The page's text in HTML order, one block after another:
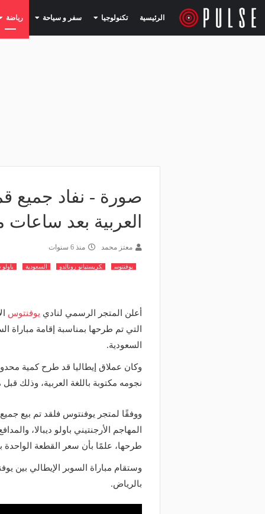
الرئيسية تكنولوجيا (current) سفر و سياحة (current) رياضة
صورة - نفاد جميع
العربية بعد
معتز محمد منذ 6 سنوات
يوفنتوس كريستيانو رونالدو السعودية باولو
أعلن المتجر الرسمي لنادي يوفنتوس
التي تم طرحها بمناسبة إقامة مباراة
السعودية.
وكان عملاق إيطاليا قد طرح كمية
نجومه مكتوبة باللغة العربية، وذلك
ووفقًا لمتجر يوفنتوس فلقد تم بيع
المهاجم الأرجنتيني باولو ديبالا،
طرحها، علمًا بأن سعر القطعة الواحدة بلغ 250
وستقام مباراة السوبر الإيطالي بين
بالرياض.